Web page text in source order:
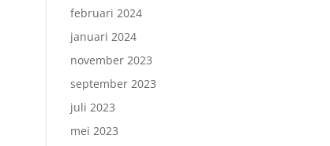
februari 2024
januari 2024
november 2023
september 2023
juli 2023
mei 2023